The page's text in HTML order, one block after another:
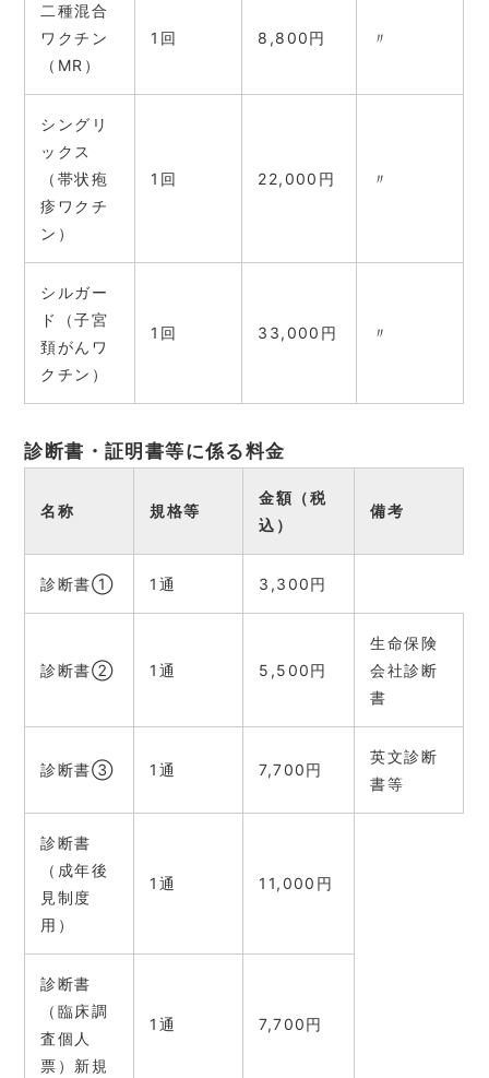
二種混合
ワクチン
（MR）
1回 8,800円 〃
シングリ
ックス
（帯状疱
疹ワクチ
ン）
1回 22,000円 〃
シルガー
ド（子宮
頚がんワ
クチン）
1回 33,000円 〃
診断書・証明書等に係る料金
名称 規格等
金額（税
込）
備考
診断書① 1通 3,300円
診断書② 1通 5,500円
生命保険
会社診断
書
診断書③ 1通 7,700円
英文診断
書等
診断書
（成年後
見制度
用）
1通 11,000円
診断書
（臨床調
査個人
票）新規
1通 7,700円